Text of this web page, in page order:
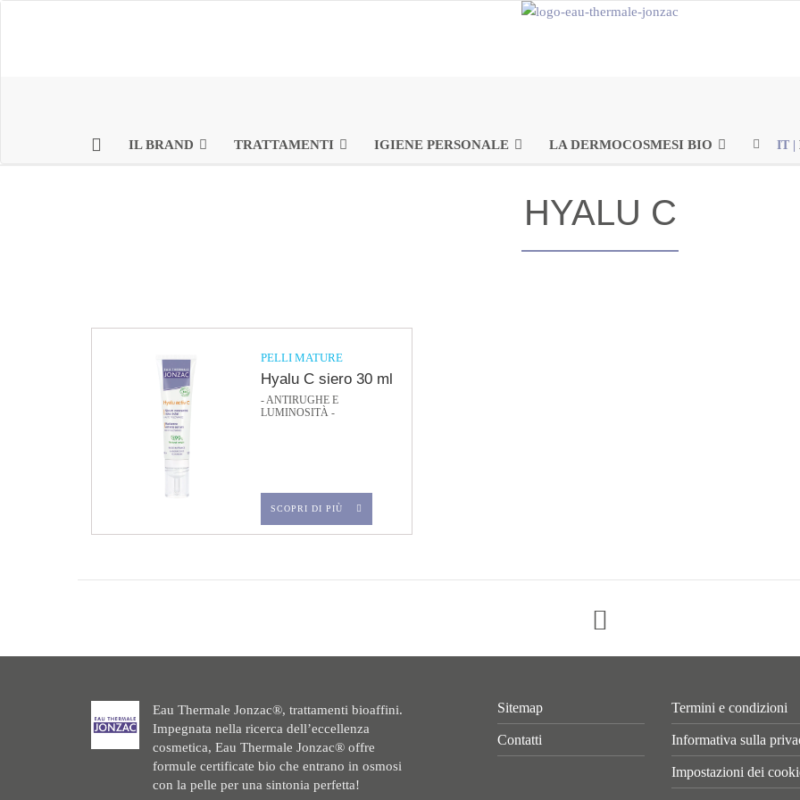
IL BRAND TRATTAMENTI IGIENE PERSONALE LA DERMOCOSMESI BIO IT
HYALU C
PELLI MATURE
Hyalu C siero 30 ml
- ANTIRUGHE E
LUMINOSITÀ -
SCOPRI DI PIÙ
Eau Thermale Jonzac®, trattamenti bioaffini.
Impegnata nella ricerca dell’eccellenza
cosmetica, Eau Thermale Jonzac® offre
formule certificate bio che entrano in osmosi
con la pelle per una sintonia perfetta!
Sitemap
Contatti
Termini e condizioni
Informativa sulla
Impostazioni dei